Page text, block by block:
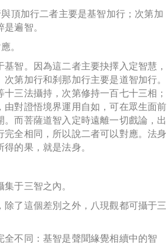
頂加行二者主要是基智加行；次第加
遍智。
。
智。因為這二者主要抉擇入定智慧，
第加行和刹那加行主要是道智加行。
三法攝持，次第修持一百七十三相；
對證悟境界運用自如，可在眾生面前
而菩薩道智入定時遠離一切戲論，出
全相同，所以說二者可以對應。法身
的果，就是法身。
于三智之內。
了這個差別之外，八現觀都可攝于三
不同：基智是聲聞緣覺相續中的智